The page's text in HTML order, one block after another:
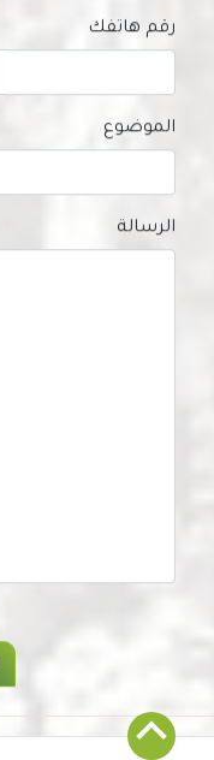
رقم هاتفك
الموضوع
الرسالة